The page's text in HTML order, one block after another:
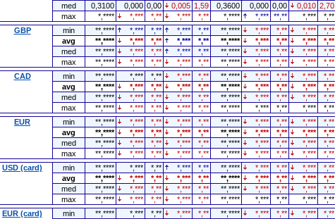
med
0,3100 0,000 0,00 0,005 1,59 0,3600 0,000 0,00 0,010 2,70
max
*,**** *,*** *,** *,*** *,** *,**** *,*** **,** *,***
*,**
GBP
min **,**** *,*** *,** *,*** *,** **,**** *,*** *,** *,***
*,**
avg
**,**** *,*** *,** *,*** *,** **,**** *,*** *,** *,***
*,**
med
**,**** *,*** *,** *,*** *,** **,**** *,*** *,** *,***
*,**
max
**,**** *,*** *,** *,*** *,** **,**** *,*** *,** *,***
*,**
CAD
min **,**** *,*** *,** *,*** *,** **,**** *,*** *,** *,***
*,**
avg
**,**** *,*** *,** *,*** *,** **,**** *,*** *,** *,***
*,**
med
**,**** *,*** *,** *,*** *,** **,**** *,*** *,** *,***
*,**
max
**,**** *,*** *,** *,*** *,** **,**** *,*** *,** *,***
*,**
EUR
min **,**** *,*** *,** *,*** *,** **,**** *,*** *,** *,***
*,**
avg
**,**** *,*** *,** *,*** *,** **,**** *,*** *,** *,***
*,**
med
**,**** *,*** *,** *,*** *,** **,**** *,*** *,** *,***
*,**
max
**,**** *,*** *,** *,*** *,** **,**** *,*** *,** *,***
*,**
USD (card)
min **,**** *,*** *,** *,*** *,** **,**** *,*** *,** *,***
*,**
avg
**,**** *,*** *,** *,*** *,** **,**** *,*** *,** *,***
*,**
med
**,**** *,*** *,** *,*** *,** **,**** *,*** *,** *,***
*,**
max
**,**** *,*** *,** *,*** *,** **,**** *,*** *,** *,***
*,**
EUR (card)
min **,**** *,*** *,** *,*** *,** **,**** *,*** *,** *,***
*,**